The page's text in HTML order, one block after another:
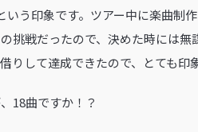
う印象です。ツアー中に楽曲制
挑戦だったので、決めた時には
りして達成できたので、とても印
18曲ですか！？